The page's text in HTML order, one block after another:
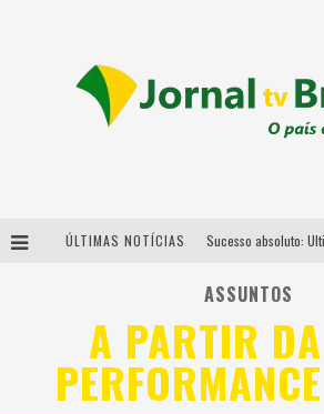
ÚLTIMAS NOTÍCIAS
ASSUNTOS
A PARTIR